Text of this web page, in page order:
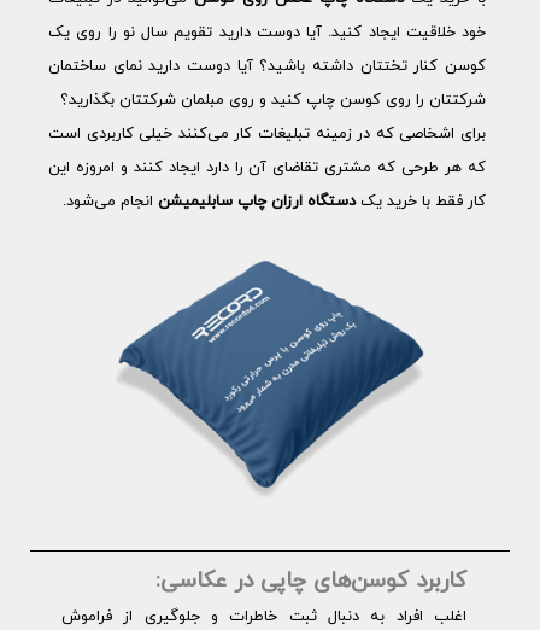
خود خلاقیت ایجاد کنید. آیا دوست دارید تقویم سال نو را روی یک
کوسن کنار تختتان داشته باشید؟ آیا دوست دارید نمای ساختمان
شرکتتان را روی کوسن چاپ کنید و روی مبلمان شرکتتان بگذارید؟
برای اشخاصی که در زمینه تبلیغات کار می‌کنند خیلی کاربردی است
که هر طرحی که مشتری تقاضای آن را دارد ایجاد کنند و امروزه این
کار فقط با خرید یکدستگاه ارزان چاپ سابلیمیشن انجام می‌شود.
کاربرد کوسن‌های چاپی در عکاسی:
اغلب افراد به دنبال ثبت خاطرات و جلوگیری از فراموش